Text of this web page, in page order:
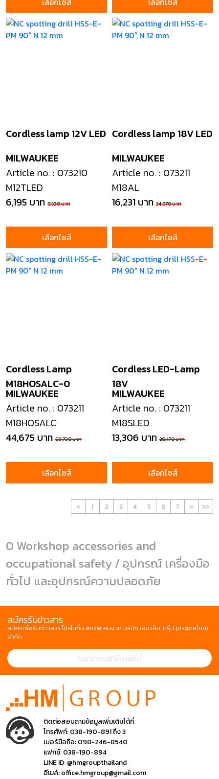
MILWAUKEE
Cordless lamp 12V LED
Article no. : 073210
M12TLED
6,195 บาท 9,530 บาท
เลือกไซส์
MILWAUKEE
Cordless lamp 18V LED
Article no. : 073211
M18AL
16,231 บาท 24,970 บาท
เลือกไซส์
MILWAUKEE
Cordless Lamp
M18HOSALC-0
Article no. : 073211
M18HOSALC
44,675 บาท 68,730 บาท
เลือกไซส์
MILWAUKEE
Cordless LED-Lamp
18V
Article no. : 073211
M18SLED
13,306 บาท 20,470 บาท
เลือกไซส์
< 1 2 3 4 5 6 7 > >>
0 Workshop accessories and
occupational safety / อุปกรณ์ เครื่องมือ
ทั่วไป และอุปกรณ์ความปลอดภัย
สมัครรับข่าวสาร
สมัครเพื่อรับข่าวสาร โปรโมชั่น สิทธิพิเศษจาก บริษัท เอช.เอ็ม. กรุ๊ป (ประเทศไทย)
จำกัด
ติดต่อสอบถามข้อมูลเพิ่มเติมได้ที่
โทรศัพท์:038-190-891 ถึง 3
เบอร์มือถือ:098-246-8540
แฟกซ์:038-190-894
LINE ID:@hmgroupthailand
อีเมล์:office.hmgroup@gmail.com